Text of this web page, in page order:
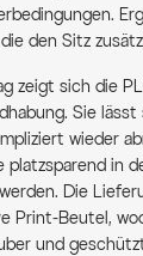
den Sitz
zeigt sich die
Sie
wieder
platzsparend in
Die
Print-Beutel,
und